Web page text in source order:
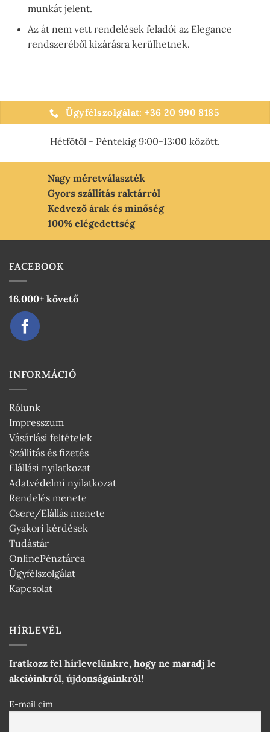
munkát jelent.
Az át nem vett rendelések feladói az Elegance
rendszeréből kizárásra kerülhetnek.
Ügyfélszolgálat: +36 20 990 8185
Hétfőtől - Péntekig 9:00-13:00 között.
Nagy méretválaszték
Gyors szállítás raktárról
Kedvező árak és minőség
100% elégedettség
FACEBOOK
16.000+ követő
INFORMÁCIÓ
Rólunk
Impresszum
Vásárlási feltételek
Szállítás és fizetés
Elállási nyilatkozat
Adatvédelmi nyilatkozat
Rendelés menete
Csere/Elállás menete
Gyakori kérdések
Tudástár
OnlinePénztárca
Ügyfélszolgálat
Kapcsolat
HÍRLEVÉL
Iratkozz fel hírlevelünkre, hogy ne maradj le
akcióinkról, újdonságainkról!
E-mail cím